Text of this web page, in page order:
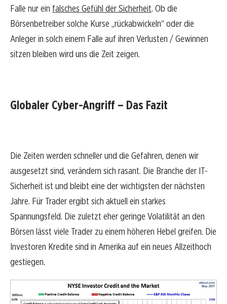
Falle nur ein falsches Gefühl der Sicherheit. Ob die
Börsenbetreiber solche Kurse „rückabwickeln“ oder die
Anleger in solch einem Falle auf ihren Verlusten / Gewinnen
sitzen bleiben wird uns die Zeit zeigen.
Globaler Cyber-Angriff – Das Fazit
Die Zeiten werden schneller und die Gefahren, denen wir
ausgesetzt sind, verändern sich rasant. Die Branche der IT-
Sicherheit ist und bleibt eine der wichtigsten der nächsten
Jahre. Für Trader ergibt sich aktuell ein starkes
Spannungsfeld. Die zuletzt eher geringe Volatilität an den
Börsen lässt viele Trader zu einem höheren Hebel greifen. Die
Investoren Kredite sind in Amerika auf ein neues Allzeithoch
gestiegen.